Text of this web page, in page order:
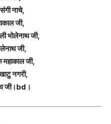
नाचे,
जी,
भोलेनाथ जी,
जी,
जी,
नगरी,
जी।bd।